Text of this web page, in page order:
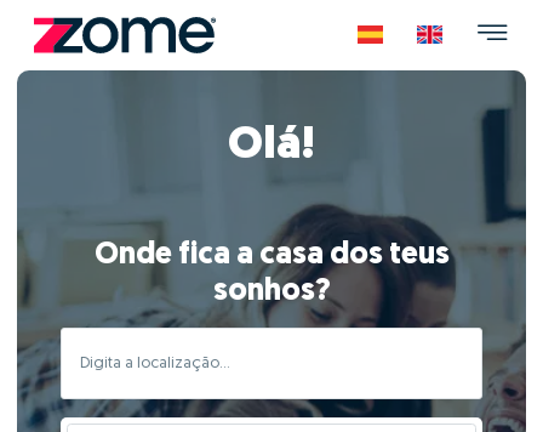
Olá!
Onde fica a casa dos teus
sonhos?